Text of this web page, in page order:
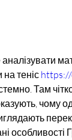
на теніс
Там
чому
особливості